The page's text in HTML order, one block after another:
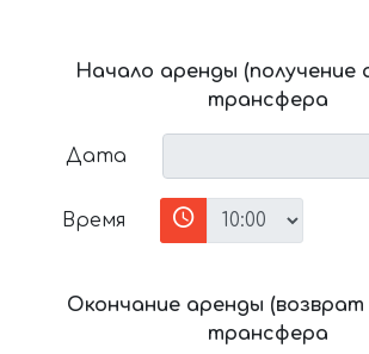
Начало аренды (получение
трансфера
Дата
Время
Окончание аренды (возврат
трансфера